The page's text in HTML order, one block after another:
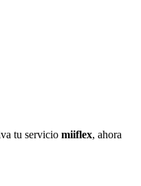
tu servicio miiflex, ahora